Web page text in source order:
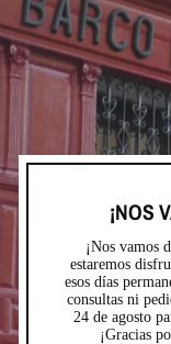
¡NOS
¡Nos vamos
estaremos
esos días
consultas ni
24 de agosto
¡Gracias